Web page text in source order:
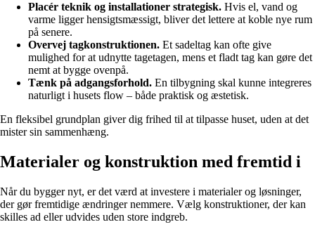
Placér teknik og installationer strategisk. Hvis el, vand og
varme ligger hensigtsmæssigt, bliver det lettere at koble nye rum
på senere.
Overvej tagkonstruktionen. Et sadeltag kan ofte give
mulighed for at udnytte tagetagen, mens et fladt tag kan gøre det
nemt at bygge ovenpå.
Tænk på adgangsforhold. En tilbygning skal kunne integreres
naturligt i husets flow – både praktisk og æstetisk.
En fleksibel grundplan giver dig frihed til at tilpasse huset, uden at det
mister sin sammenhæng.
Materialer og konstruktion med fremtid i
Når du bygger nyt, er det værd at investere i materialer og løsninger,
der gør fremtidige ændringer nemmere. Vælg konstruktioner, der kan
skilles ad eller udvides uden store indgreb.